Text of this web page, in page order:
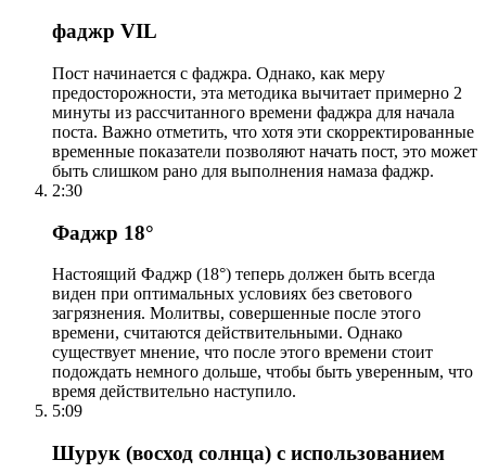
фаджр VIL
Пост начинается с фаджра. Однако, как меру
предосторожности, эта методика вычитает примерно 2
минуты из рассчитанного времени фаджра для начала
поста. Важно отметить, что хотя эти скорректированные
временные показатели позволяют начать пост, это может
быть слишком рано для выполнения намаза фаджр.
2:30
Фаджр 18°
Настоящий Фаджр (18°) теперь должен быть всегда
виден при оптимальных условиях без светового
загрязнения. Молитвы, совершенные после этого
времени, считаются действительными. Однако
существует мнение, что после этого времени стоит
подождать немного дольше, чтобы быть уверенным, что
время действительно наступило.
5:09
Шурук (восход солнца) с использованием